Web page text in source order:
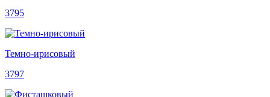
3795
Темно-ирисовый
3797